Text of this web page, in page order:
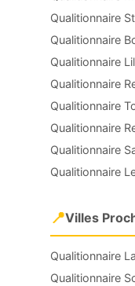
Qualitionnaire
Qualitionnaire
Qualitionnaire
Qualitionnaire
Qualitionnaire
Qualitionnaire
Qualitionnaire
Qualitionnaire
📍Villes
Qualitionnaire
Qualitionnaire